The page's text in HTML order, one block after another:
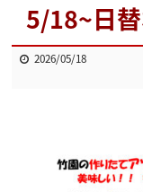
5/18~日
2026/05/18